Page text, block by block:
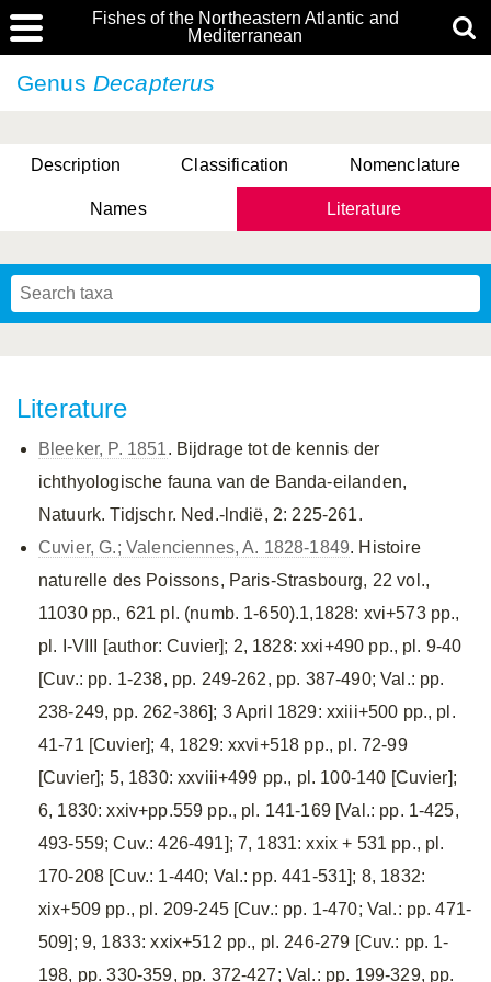
Fishes of the Northeastern Atlantic and
Mediterranean
Genus Decapterus
Description Classification Nomenclature
Names Literature
Literature
Bleeker, P. 1851. Bijdrage tot de kennis der
ichthyologische fauna van de Banda-eilanden,
Natuurk. Tidjschr. Ned.-lndië, 2: 225-261.
Cuvier, G.; Valenciennes, A. 1828-1849. Histoire
naturelle des Poissons, Paris-Strasbourg, 22 vol.,
11030 pp., 621 pl. (numb. 1-650).1,1828: xvi+573 pp.,
pl. I-VIII [author: Cuvier]; 2, 1828: xxi+490 pp., pl. 9-40
[Cuv.: pp. 1-238, pp. 249-262, pp. 387-490; Val.: pp.
238-249, pp. 262-386]; 3 April 1829: xxiii+500 pp., pl.
41-71 [Cuvier]; 4, 1829: xxvi+518 pp., pl. 72-99
[Cuvier]; 5, 1830: xxviii+499 pp., pl. 100-140 [Cuvier];
6, 1830: xxiv+pp.559 pp., pl. 141-169 [Val.: pp. 1-425,
493-559; Cuv.: 426-491]; 7, 1831: xxix + 531 pp., pl.
170-208 [Cuv.: 1-440; Val.: pp. 441-531]; 8, 1832:
xix+509 pp., pl. 209-245 [Cuv.: pp. 1-470; Val.: pp. 471-
509]; 9, 1833: xxix+512 pp., pl. 246-279 [Cuv.: pp. 1-
198, pp. 330-359, pp. 372-427; Val.: pp. 199-329, pp.